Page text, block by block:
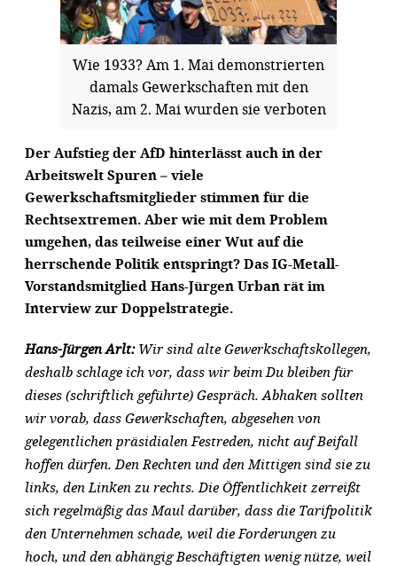
Wie 1933? Am 1. Mai demonstrierten
damals Gewerkschaften mit den
Nazis, am 2. Mai wurden sie verboten
Der Aufstieg der AfD hinterlässt auch in der
Arbeitswelt Spuren – viele
Gewerkschaftsmitglieder stimmen für die
Rechtsextremen. Aber wie mit dem Problem
umgehen, das teilweise einer Wut auf die
herrschende Politik entspringt? Das IG-Metall-
Vorstandsmitglied Hans-Jürgen Urban rät im
Interview zur Doppelstrategie.
Hans-Jürgen Arlt: Wir sind alte Gewerkschaftskollegen,
deshalb schlage ich vor, dass wir beim Du bleiben für
dieses (schriftlich geführte) Gespräch. Abhaken sollten
wir vorab, dass Gewerkschaften, abgesehen von
gelegentlichen präsidialen Festreden, nicht auf Beifall
hoffen dürfen. Den Rechten und den Mittigen sind sie zu
links, den Linken zu rechts. Die Öffentlichkeit zerreißt
sich regelmäßig das Maul darüber, dass die Tarifpolitik
den Unternehmen schade, weil die Forderungen zu
hoch, und den abhängig Beschäftigten wenig nütze, weil